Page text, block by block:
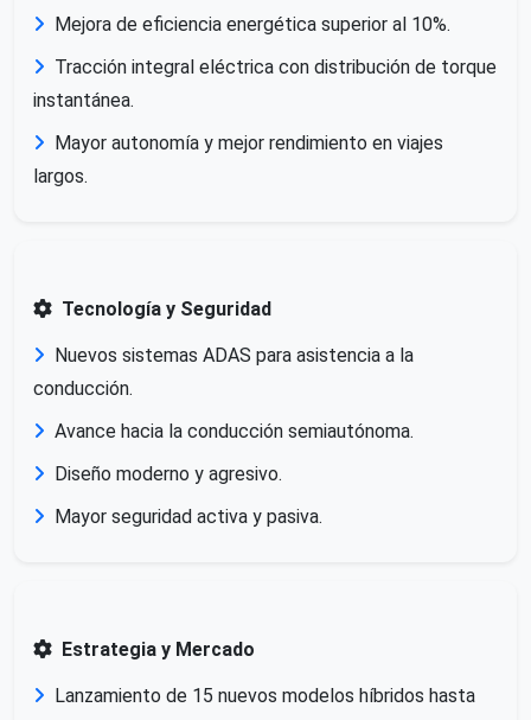
Mejora de eficiencia energética superior al 10%.
Tracción integral eléctrica con distribución de torque
instantánea.
Mayor autonomía y mejor rendimiento en viajes
largos.
Tecnología y Seguridad
Nuevos sistemas ADAS para asistencia a la
conducción.
Avance hacia la conducción semiautónoma.
Diseño moderno y agresivo.
Mayor seguridad activa y pasiva.
Estrategia y Mercado
Lanzamiento de 15 nuevos modelos híbridos hasta